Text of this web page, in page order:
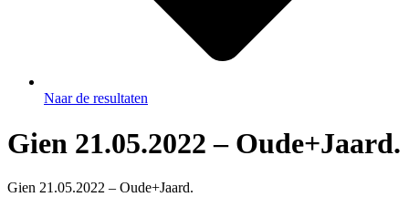
Naar de resultaten
Gien 21.05.2022 – Oude+Jaard.
Gien 21.05.2022 – Oude+Jaard.